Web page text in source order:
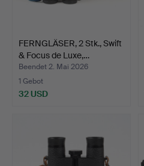
FERNGLÄSER, 2 Stk., Swift
& Focus de Luxe,…
Beendet 2. Mai 2026
1 Gebot
32 USD